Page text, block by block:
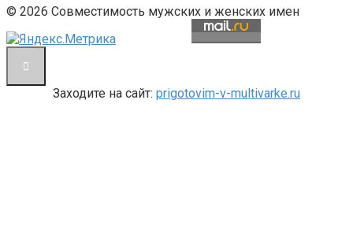
© 2026 Совместимость мужских и женских имен
Заходите на сайт: prigotovim-v-multivarke.ru